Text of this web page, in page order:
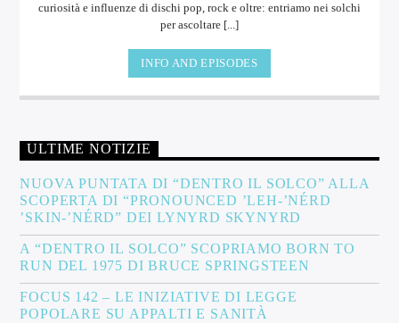
curiosità e influenze di dischi pop, rock e oltre: entriamo nei solchi
per ascoltare [...]
INFO AND EPISODES
ULTIME NOTIZIE
NUOVA PUNTATA DI “DENTRO IL SOLCO” ALLA
SCOPERTA DI “PRONOUNCED ’LEH-’NÉRD
’SKIN-’NÉRD” DEI LYNYRD SKYNYRD
A “DENTRO IL SOLCO” SCOPRIAMO BORN TO
RUN DEL 1975 DI BRUCE SPRINGSTEEN
FOCUS 142 – LE INIZIATIVE DI LEGGE
POPOLARE SU APPALTI E SANITÀ